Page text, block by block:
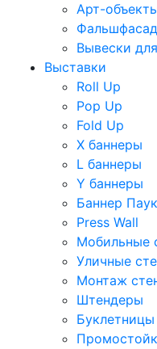
Арт-
Вывески
Выставки
Roll Up
Pop Up
Fold Up
Х баннеры
L баннеры
Y баннеры
Баннер Паук
Press Wall
Мобильные
Уличные
Монтаж
Штендеры
Буклетницы